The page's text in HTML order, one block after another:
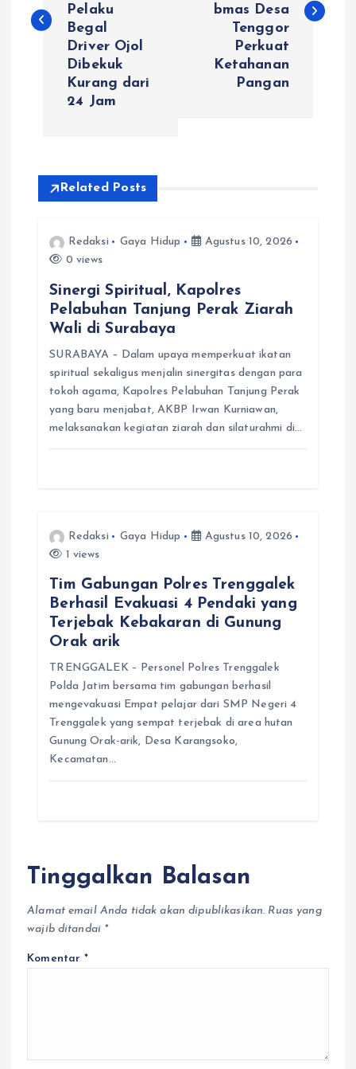
i
Pelaku
Begal
Driver Ojol
Dibekuk
Kurang dari
24 Jam
bmas Desa
Tenggor
Perkuat
Ketahanan
Pangan
Related Posts
Redaksi Gaya Hidup
Agustus 10, 2026
0 views
Sinergi Spiritual, Kapolres
Pelabuhan Tanjung Perak Ziarah
Wali di Surabaya
SURABAYA – Dalam upaya memperkuat ikatan
spiritual sekaligus menjalin sinergitas dengan para
tokoh agama, Kapolres Pelabuhan Tanjung Perak
yang baru menjabat, AKBP Irwan Kurniawan,
melaksanakan kegiatan ziarah dan silaturahmi di…
Redaksi Gaya Hidup
Agustus 10, 2026
1 views
Tim Gabungan Polres Trenggalek
Berhasil Evakuasi 4 Pendaki yang
Terjebak Kebakaran di Gunung
Orak arik
TRENGGALEK – Personel Polres Trenggalek
Polda Jatim bersama tim gabungan berhasil
mengevakuasi Empat pelajar dari SMP Negeri 4
Trenggalek yang sempat terjebak di area hutan
Gunung Orak-arik, Desa Karangsoko,
Kecamatan…
Tinggalkan Balasan
Alamat email Anda tidak akan dipublikasikan. Ruas yang
wajib ditandai *
Komentar*